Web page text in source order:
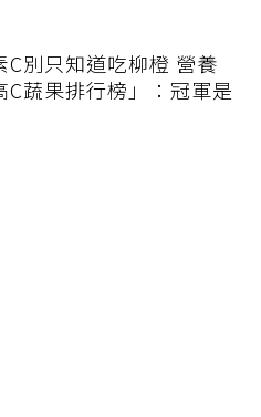
C別只知道吃柳橙 營養
C蔬果排行榜」：冠軍是